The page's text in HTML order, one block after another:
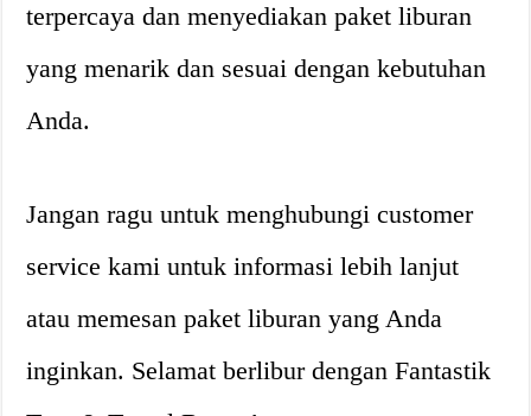
terpercaya dan menyediakan paket liburan
yang menarik dan sesuai dengan kebutuhan
Anda.
Jangan ragu untuk menghubungi customer
service kami untuk informasi lebih lanjut
atau memesan paket liburan yang Anda
inginkan. Selamat berlibur dengan Fantastik